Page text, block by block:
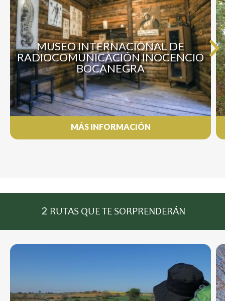
MUSEO INTERNACIONAL DE
RADIOCOMUNICACIÓN INOCENCIO
BOCANEGRA
MÁS INFORMACIÓN
2 RUTAS QUE TE SORPRENDERÁN